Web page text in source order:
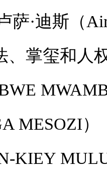
萨·迪斯（
、掌玺和人
MESOZI
KIEY